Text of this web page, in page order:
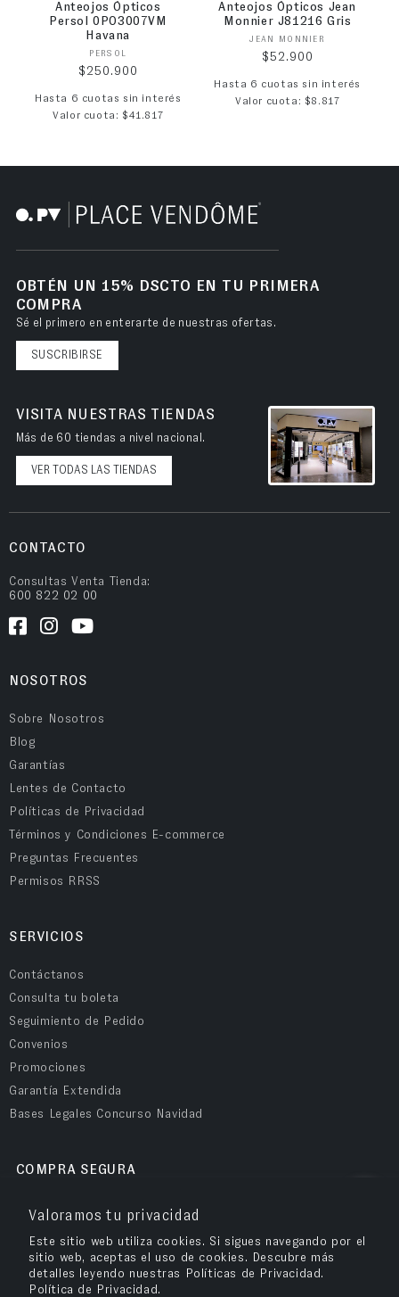
Valoramos tu privacidad
Este sitio web utiliza cookies. Si sigues navegando por el
sitio web, aceptas el uso de cookies. Descubre más
detalles leyendo nuestras Políticas de Privacidad.
Política de Privacidad.
Anteojos Ópticos
Persol 0PO3007VM
Havana
Proveedor:
PERSOL
Precio habitual
$250.900
Hasta 6 cuotas sin interés
Valor cuota: $41.817
Anteojos Ópticos Jean
Monnier J81216 Gris
Proveedor:
JEAN MONNIER
Precio habitual
$52.900
Hasta 6 cuotas sin interés
Valor cuota: $8.817
OBTÉN UN 15% DSCTO EN TU PRIMERA
COMPRA
Sé el primero en enterarte de nuestras ofertas.
SUSCRIBIRSE
VISITA NUESTRAS TIENDAS
Más de 60 tiendas a nivel nacional.
VER TODAS LAS TIENDAS
CONTACTO
Consultas Venta Tienda:
600 822 02 00
NOSOTROS
Sobre Nosotros
Blog
Garantías
Lentes de Contacto
Políticas de Privacidad
Términos y Condiciones E-commerce
Preguntas Frecuentes
Permisos RRSS
SERVICIOS
Contáctanos
Consulta tu boleta
Seguimiento de Pedido
Convenios
Promociones
Garantía Extendida
Bases Legales Concurso Navidad
COMPRA SEGURA